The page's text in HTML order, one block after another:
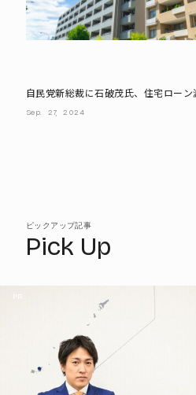
自民党新総裁に石破茂氏、住宅ローン
す動きが出る可能性も
Sep. 27, 2024
ピックアップ記事
Pick Up
PR